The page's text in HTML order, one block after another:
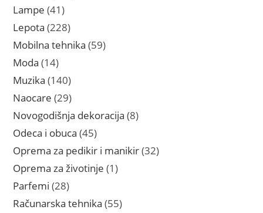
Lampe 4141
proizvod
Lepota 228228
proizvoda
Mobilna tehnika 5959
Moda 1414
proizvoda
Muzika 140140
proizvoda
Naocare 2929
proizvoda
Novogodišnja dekoracija 88
Odeca i obuca 4545
proizvoda
Oprema za pedikir i manikir 3232
Oprema za životinje 11
Parfemi 2828
proizvoda
Računarska tehnika 5555